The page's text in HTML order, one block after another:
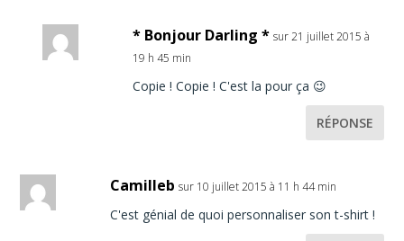
* Bonjour Darling * sur 21 juillet 2015 à
19 h 45 min
Copie ! Copie ! C'est la pour ça 😉
RÉPONSE
Camilleb sur 10 juillet 2015 à 11 h 44 min
C'est génial de quoi personnaliser son t-shirt !